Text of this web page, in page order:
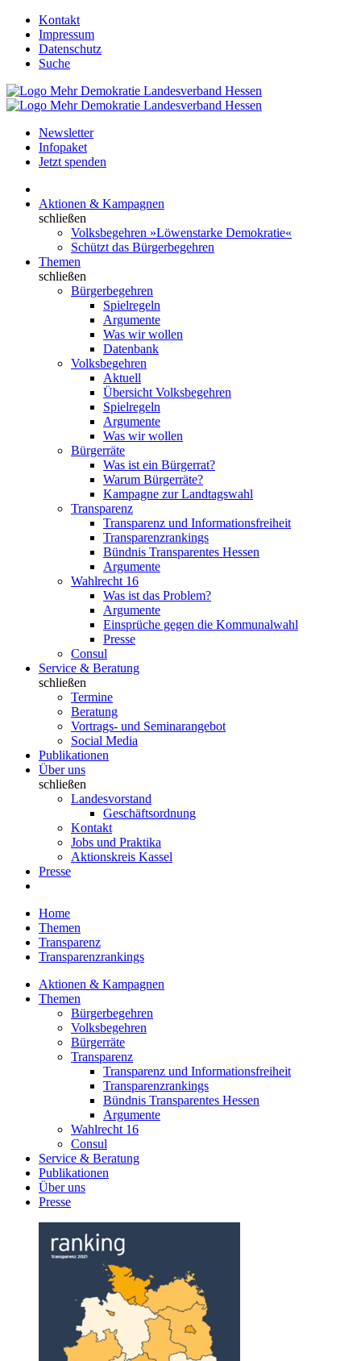
Kontakt
Impressum
Datenschutz
Suche
Newsletter
Infopaket
Jetzt spenden
Aktionen & Kampagnen
schließen
Volksbegehren »Löwenstarke Demokratie«
Schützt das Bürgerbegehren
Themen
schließen
Bürgerbegehren
Spielregeln
Argumente
Was wir wollen
Datenbank
Volksbegehren
Aktuell
Übersicht Volksbegehren
Spielregeln
Argumente
Was wir wollen
Bürgerräte
Was ist ein Bürgerrat?
Warum Bürgerräte?
Kampagne zur Landtagswahl
Transparenz
Transparenz und Informationsfreiheit
Transparenzrankings
Bündnis Transparentes Hessen
Argumente
Wahlrecht 16
Was ist das Problem?
Argumente
Einsprüche gegen die Kommunalwahl
Presse
Consul
Service & Beratung
schließen
Termine
Beratung
Vortrags- und Seminarangebot
Social Media
Publikationen
Über uns
schließen
Landesvorstand
Geschäftsordnung
Kontakt
Jobs und Praktika
Aktionskreis Kassel
Presse
Home
Themen
Transparenz
Transparenzrankings
Aktionen & Kampagnen
Themen
Bürgerbegehren
Volksbegehren
Bürgerräte
Transparenz
Transparenz und Informationsfreiheit
Transparenzrankings
Bündnis Transparentes Hessen
Argumente
Wahlrecht 16
Consul
Service & Beratung
Publikationen
Über uns
Presse